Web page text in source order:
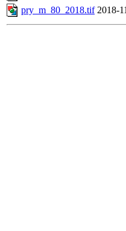
pry_m_80_2018.tif 2018-